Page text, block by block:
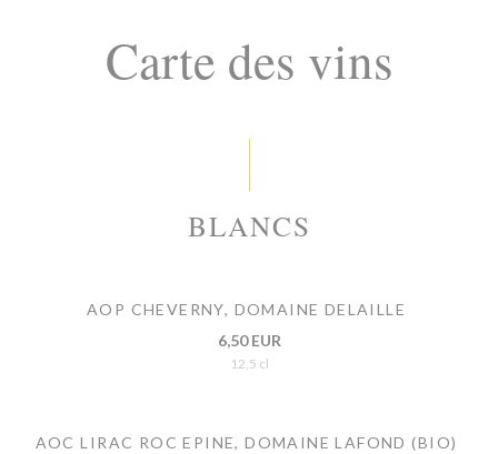
Carte des vins
BLANCS
AOP CHEVERNY, DOMAINE DELAILLE
6,50 EUR
12,5 cl
AOC LIRAC ROC EPINE, DOMAINE LAFOND (BIO)